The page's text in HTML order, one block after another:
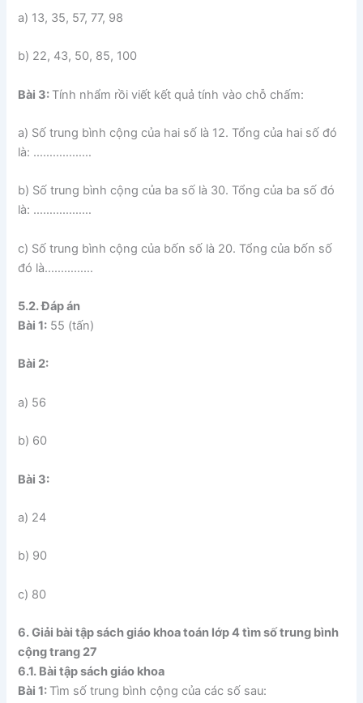
a) 13, 35, 57, 77, 98
b) 22, 43, 50, 85, 100
Bài 3: Tính nhẩm rồi viết kết quả tính vào chỗ chấm:
a) Số trung bình cộng của hai số là 12. Tổng của hai số đó
là: ………………
b) Số trung bình cộng của ba số là 30. Tổng của ba số đó
là: ………………
c) Số trung bình cộng của bốn số là 20. Tổng của bốn số
đó là……………
5.2. Đáp án
Bài 1: 55 (tấn)
Bài 2:
a) 56
b) 60
Bài 3:
a) 24
b) 90
c) 80
6. Giải bài tập sách giáo khoa toán lớp 4 tìm số trung bình
cộng trang 27
6.1. Bài tập sách giáo khoa
Bài 1: Tìm số trung bình cộng của các số sau: